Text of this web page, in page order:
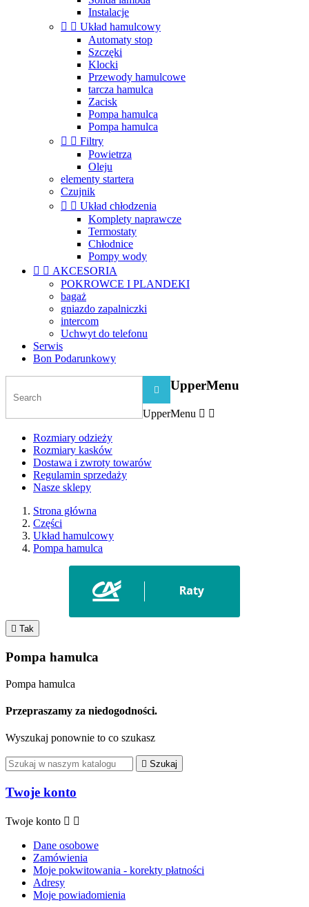
Instalacje
  Układ hamulcowy
Automaty stop
Szczęki
Klocki
Przewody hamulcowe
tarcza hamulca
Zacisk
Pompa hamulca
Pompa hamulca
  Filtry
Powietrza
Oleju
elementy startera
Czujnik
  Układ chłodzenia
Komplety naprawcze
Termostaty
Chłodnice
Pompy wody
  AKCESORIA
POKROWCE I PLANDEKI
bagaż
gniazdo zapalniczki
intercom
Uchwyt do telefonu
Serwis
Bon Podarunkowy
 UpperMenu
UpperMenu  
Rozmiary odzieży
Rozmiary kasków
Dostawa i zwroty towarów
Regulamin sprzedaży
Nasze sklepy
Strona główna
Części
Układ hamulcowy
Pompa hamulca
 Tak
Pompa hamulca
Pompa hamulca
Przepraszamy za niedogodności.
Wyszukaj ponownie to co szukasz
 Szukaj
Twoje konto
Twoje konto  
Dane osobowe
Zamówienia
Moje pokwitowania - korekty płatności
Adresy
Moje powiadomienia